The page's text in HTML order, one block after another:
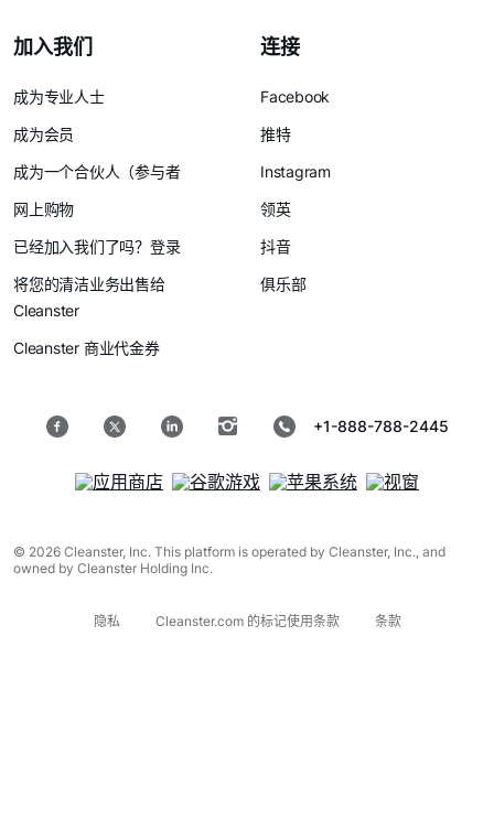
加入我们
成为专业人士
成为会员
成为一个合伙人（参与者
网上购物
已经加入我们了吗？登录
将您的清洁业务出售给
Cleanster
Cleanster 商业代金券
连接
Facebook
推特
Instagram
领英
抖音
俱乐部
+1-888-788-2445
© 2026 Cleanster, Inc. This platform is operated by Cleanster, Inc., and
owned by Cleanster Holding Inc.
隐私 Cleanster.com 的标记使用条款 条款